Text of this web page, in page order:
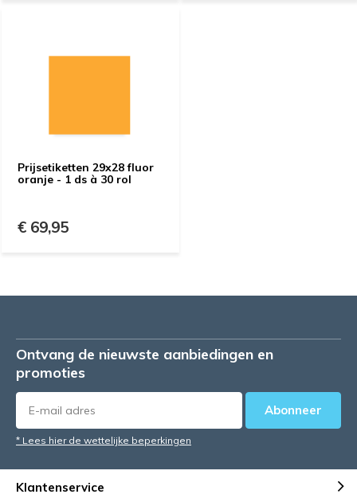
Prijsetiketten 29x28 fluor
oranje - 1 ds à 30 rol
€ 69,95
Ontvang de nieuwste aanbiedingen en
promoties
Abonneer
* Lees hier de wettelijke beperkingen
Klantenservice